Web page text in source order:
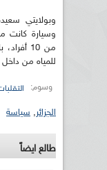
وسيارة كانت
من 10
للمياه من
وسوم:
الجزائر, سياسة
طالع ايضاً